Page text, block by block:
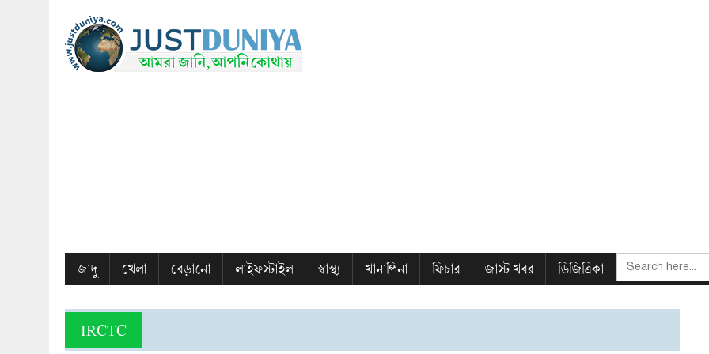
জাদু খেলা বেড়ানো লাইফস্টাইল স্বাস্থ্য খানাপিনা ফিচার জাস্ট খবর ডিজিত্রিকা
SEARCH
FOR:
IRCTC